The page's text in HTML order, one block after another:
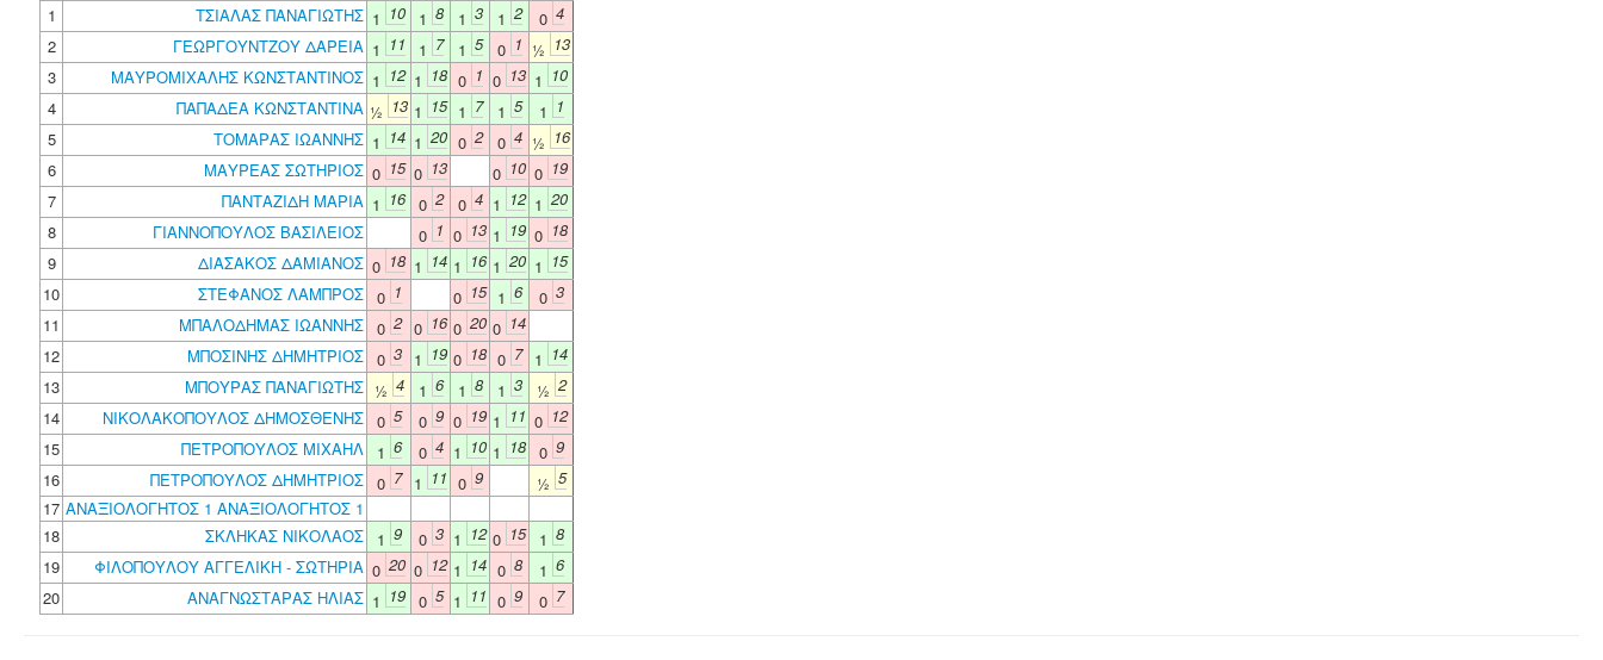
1
ΤΣΙΑΛΑΣ ΠΑΝΑΓΙΩΤΗΣ 1 10 1 8 1 3 1 2 0 4
2
ΓΕΩΡΓΟΥΝΤΖΟΥ ΔΑΡΕΙΑ 1 11 1 7 1 5 0 1 ½ 13
3
ΜΑΥΡΟΜΙΧΑΛΗΣ ΚΩΝΣΤΑΝΤΙΝΟΣ 1 12 1 18 0 1 0 13 1 10
4
ΠΑΠΑΔΕΑ ΚΩΝΣΤΑΝΤΙΝΑ ½ 13 1 15 1 7 1 5 1 1
5
ΤΟΜΑΡΑΣ ΙΩΑΝΝΗΣ 1 14 1 20 0 2 0 4 ½ 16
6
ΜΑΥΡΕΑΣ ΣΩΤΗΡΙΟΣ 0 15 0 13 0 10 0 19
7
ΠΑΝΤΑΖΙΔΗ ΜΑΡΙΑ 1 16 0 2 0 4 1 12 1 20
8
ΓΙΑΝΝΟΠΟΥΛΟΣ ΒΑΣΙΛΕΙΟΣ 0 1 0 13 1 19 0 18
9
ΔΙΑΣΑΚΟΣ ΔΑΜΙΑΝΟΣ 0 18 1 14 1 16 1 20 1 15
10
ΣΤΕΦΑΝΟΣ ΛΑΜΠΡΟΣ 0 1 0 15 1 6 0 3
11
ΜΠΑΛΟΔΗΜΑΣ ΙΩΑΝΝΗΣ 0 2 0 16 0 20 0 14
12
ΜΠΟΣΙΝΗΣ ΔΗΜΗΤΡΙΟΣ 0 3 1 19 0 18 0 7 1 14
13
ΜΠΟΥΡΑΣ ΠΑΝΑΓΙΩΤΗΣ ½ 4 1 6 1 8 1 3 ½ 2
14
ΝΙΚΟΛΑΚΟΠΟΥΛΟΣ ΔΗΜΟΣΘΕΝΗΣ 0 5 0 9 0 19 1 11 0 12
15
ΠΕΤΡΟΠΟΥΛΟΣ ΜΙΧΑΗΛ 1 6 0 4 1 10 1 18 0 9
16
ΠΕΤΡΟΠΟΥΛΟΣ ΔΗΜΗΤΡΙΟΣ 0 7 1 11 0 9 ½ 5
17 ΑΝΑΞΙΟΛΟΓΗΤΟΣ 1 ΑΝΑΞΙΟΛΟΓΗΤΟΣ 1
18
ΣΚΛΗΚΑΣ ΝΙΚΟΛΑΟΣ 1 9 0 3 1 12 0 15 1 8
19
ΦΙΛΟΠΟΥΛΟΥ ΑΓΓΕΛΙΚΗ - ΣΩΤΗΡΙΑ 0 20 0 12 1 14 0 8 1 6
20
ΑΝΑΓΝΩΣΤΑΡΑΣ ΗΛΙΑΣ 1 19 0 5 1 11 0 9 0 7